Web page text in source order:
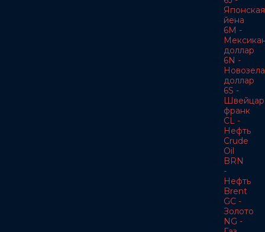
Японская
йена
6M -
доллар
6N -
доллар
6S -
франк
CL -
Нефть
Crude
Oil
BRN
-
Нефть
Brent
GC -
Золото
NG -